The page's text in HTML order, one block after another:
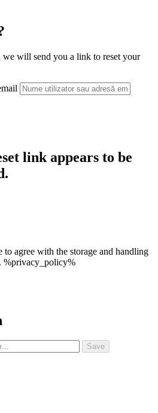
we will send you a link to reset your
link appears to be
agree with the storage and handling
%privacy_policy%